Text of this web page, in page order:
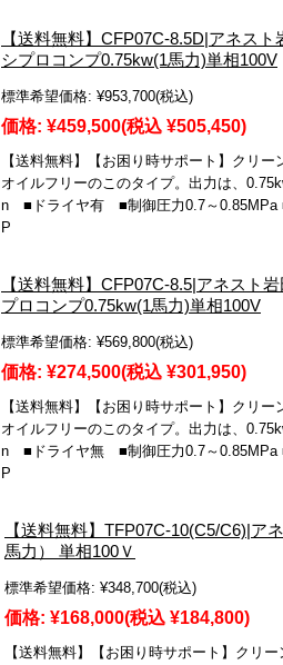
【送料無料】CFP07C-8.5D|アネス
シプロコンプ0.75kw(1馬力)単相100V
標準希望価格: ¥953,700(税込)
価格: ¥459,500(税込 ¥505,450)
【送料無料】【お困り時サポート】クリ
オイルフリーのこのタイプ。出力は、
n ■ドライヤ有 ■制御圧力0.7～0.85MPa
P
【送料無料】CFP07C-8.5|アネスト
プロコンプ0.75kw(1馬力)単相100V
標準希望価格: ¥569,800(税込)
価格: ¥274,500(税込 ¥301,950)
【送料無料】【お困り時サポート】クリ
オイルフリーのこのタイプ。出力は、
n ■ドライヤ無 ■制御圧力0.7～0.85MPa
P
【送料無料】TFP07C-10(C5/C6)|ア
馬力） 単相100Ｖ
標準希望価格: ¥348,700(税込)
価格: ¥168,000(税込 ¥184,800)
【送料無料】【お困り時サポート】クリ